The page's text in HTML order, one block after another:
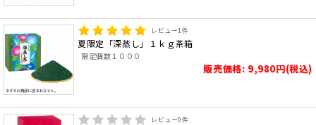
レビュー1件
夏限定「深蒸し」１ｋｇ茶箱
限定個数１０００
販売価格: 9,980円(税込)
レビュー0件